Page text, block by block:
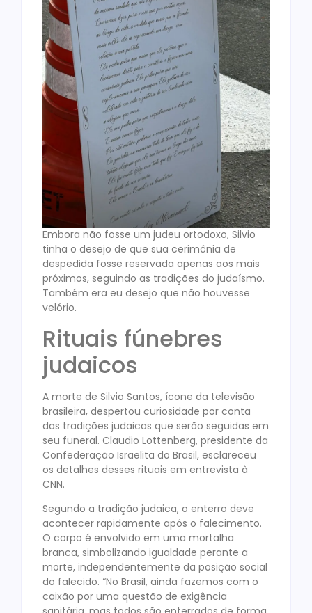
Embora não fosse um judeu ortodoxo, Silvio
tinha o desejo de que sua cerimônia de
despedida fosse reservada apenas aos mais
próximos, seguindo as tradições do judaísmo.
Também era eu desejo que não houvesse
velório.
Rituais fúnebres
judaicos
A morte de Silvio Santos, ícone da televisão
brasileira, despertou curiosidade por conta
das tradições judaicas que serão seguidas em
seu funeral. Claudio Lottenberg, presidente da
Confederação Israelita do Brasil, esclareceu
os detalhes desses rituais em entrevista à
CNN.
Segundo a tradição judaica, o enterro deve
acontecer rapidamente após o falecimento.
O corpo é envolvido em uma mortalha
branca, simbolizando igualdade perante a
morte, independentemente da posição social
do falecido. “No Brasil, ainda fazemos com o
caixão por uma questão de exigência